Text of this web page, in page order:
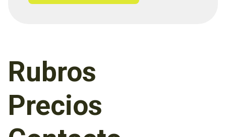
Rubros
Precios